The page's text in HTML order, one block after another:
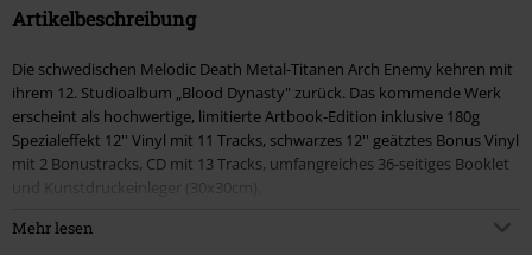
Artikelbeschreibung
Die schwedischen Melodic Death Metal-Titanen Arch Enemy kehren mit
ihrem 12. Studioalbum „Blood Dynasty" zurück. Das kommende Werk
erscheint als hochwertige, limitierte Artbook-Edition inklusive 180g
Spezialeffekt 12'' Vinyl mit 11 Tracks, schwarzes 12'' geätztes Bonus Vinyl
mit 2 Bonustracks, CD mit 13 Tracks, umfangreiches 36-seitiges Booklet
und Kunstdruckeinleger (30x30cm).
Das zwölfte Studioalbum von Arch Enemy, „Blood Dynasty", ist ein
Mehr lesen